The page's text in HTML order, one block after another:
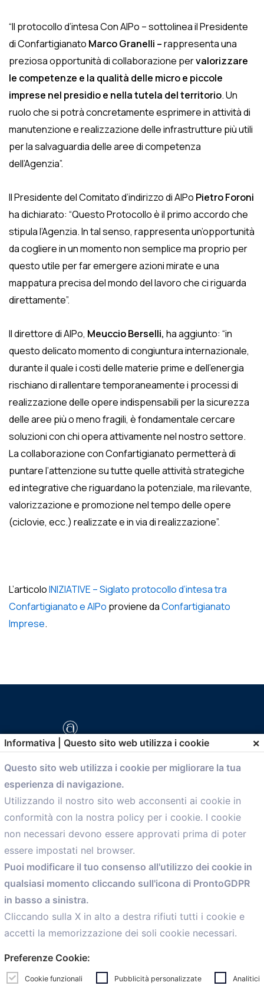
“Il protocollo d’intesa Con AIPo – sottolinea il Presidente
di Confartigianato Marco Granelli –rappresenta una
preziosa opportunità di collaborazione pervalorizzare
le competenze e la qualità delle micro e piccole
imprese nel presidio e nella tutela del territorio. Un
ruolo che si potrà concretamente esprimere in attività di
manutenzione e realizzazione delle infrastrutture più utili
per la salvaguardia delle aree di competenza
dell’Agenzia”.
Il Presidente del Comitato d’indirizzo di AIPo Pietro Foroni
ha dichiarato: “Questo Protocollo è il primo accordo che
stipula l’Agenzia. In tal senso, rappresenta un’opportunità
da cogliere in un momento non semplice ma proprio per
questo utile per far emergere azioni mirate e una
mappatura precisa del mondo del lavoro che ci riguarda
direttamente”.
Il direttore di AIPo, Meuccio Berselli, ha aggiunto: “in
questo delicato momento di congiuntura internazionale,
durante il quale i costi delle materie prime e dell’energia
rischiano di rallentare temporaneamente i processi di
realizzazione delle opere indispensabili per la sicurezza
delle aree più o meno fragili, è fondamentale cercare
soluzioni con chi opera attivamente nel nostro settore.
La collaborazione con Confartigianato permetterà di
puntare l’attenzione su tutte quelle attività strategiche
ed integrative che riguardano la potenziale, ma rilevante,
valorizzazione e promozione nel tempo delle opere
(ciclovie, ecc.) realizzate e in via di realizzazione”.
L’articoloINIZIATIVE – Siglato protocollo d’intesa tra
Confartigianato e AIPo proviene daConfartigianato
Imprese.
comunicazione@confartigianato.bo.it
Menù
Home
Servizi
Convenzioni
Voce delle Nostre aziende
Informazioni Ex L. 124/2017
News
personalCaf
Informativa | Questo sito web utilizza i cookie ×
Questo sito web utilizza i cookie per migliorare la tua
esperienza di navigazione.
Utilizzando il nostro sito web acconsenti ai cookie in
conformità con la nostra policy per i cookie. I cookie
non necessari devono essere approvati prima di poter
essere impostati nel browser.
Puoi modificare il tuo consenso all'utilizzo dei cookie in
qualsiasi momento cliccando sull'icona di ProntoGDPR
in basso a sinistra.
Cliccando sulla X in alto a destra rifiuti tutti i cookie e
accetti la memorizzazione dei soli cookie necessari.
Preferenze Cookie:
Cookie funzionali Pubblicità personalizzate Analitici